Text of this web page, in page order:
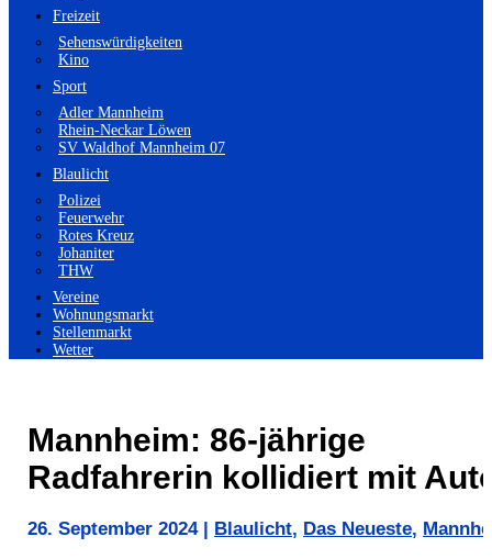
Freizeit
Sehenswürdigkeiten
Kino
Sport
Adler Mannheim
Rhein-Neckar Löwen
SV Waldhof Mannheim 07
Blaulicht
Polizei
Feuerwehr
Rotes Kreuz
Johaniter
THW
Vereine
Wohnungsmarkt
Stellenmarkt
Wetter
Mannheim: 86-jährige
Radfahrerin kollidiert mit
26. September 2024| Blaulicht, Das Neueste,